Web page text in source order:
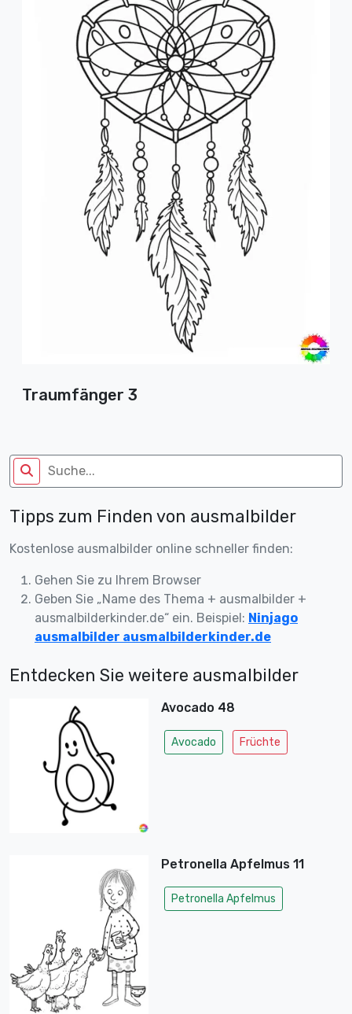
Traumfänger 3
Tipps zum Finden von ausmalbilder
Kostenlose ausmalbilder online schneller finden:
Gehen Sie zu Ihrem Browser
Geben Sie „Name des Thema + ausmalbilder +
ausmalbilderkinder.de“ ein. Beispiel: Ninjago
ausmalbilder ausmalbilderkinder.de
Entdecken Sie weitere ausmalbilder
Avocado 48
Avocado Früchte
Petronella Apfelmus 11
Petronella Apfelmus